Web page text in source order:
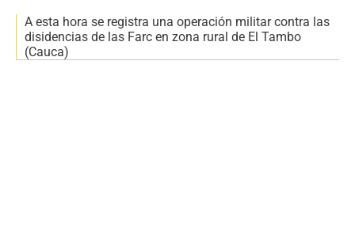
A esta hora se registra una operación militar contra las
disidencias de las Farc en zona rural de El Tambo
(Cauca)